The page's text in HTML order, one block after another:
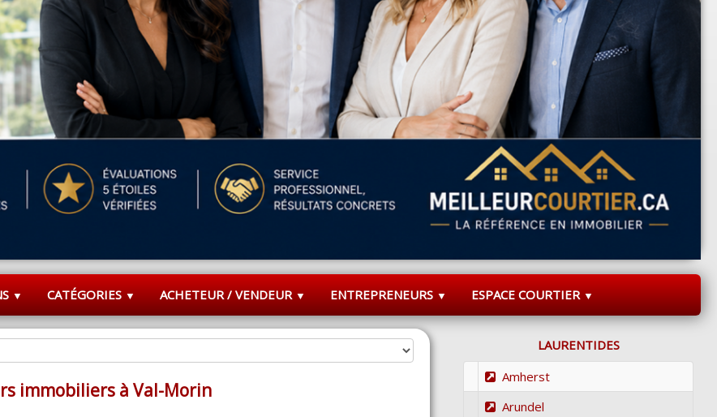
▼ CATÉGORIES ▼ ACHETEUR / VENDEUR ▼ ENTREPRENEURS ▼ ESPACE COURTIER ▼
immobiliers à Val-Morin
LAURENTIDES
Amherst
Arundel